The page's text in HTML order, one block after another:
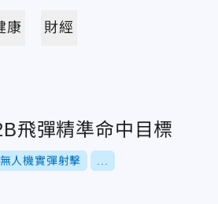
康 財經
飛彈精準命中目標
無人機實彈射擊